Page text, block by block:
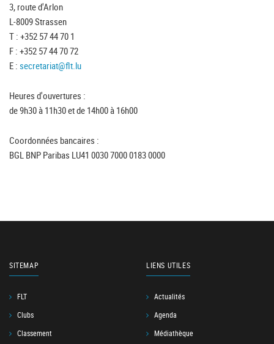
3, route d'Arlon
L-8009 Strassen
T : +352 57 44 70 1
F : +352 57 44 70 72
E : secretariat@flt.lu
Heures d'ouvertures :
de 9h30 à 11h30 et de 14h00 à 16h00
Coordonnées bancaires :
BGL BNP Paribas LU41 0030 7000 0183 0000
SITEMAP
FLT
Clubs
Classement
LIENS UTILES
Actualités
Agenda
Médiathèque